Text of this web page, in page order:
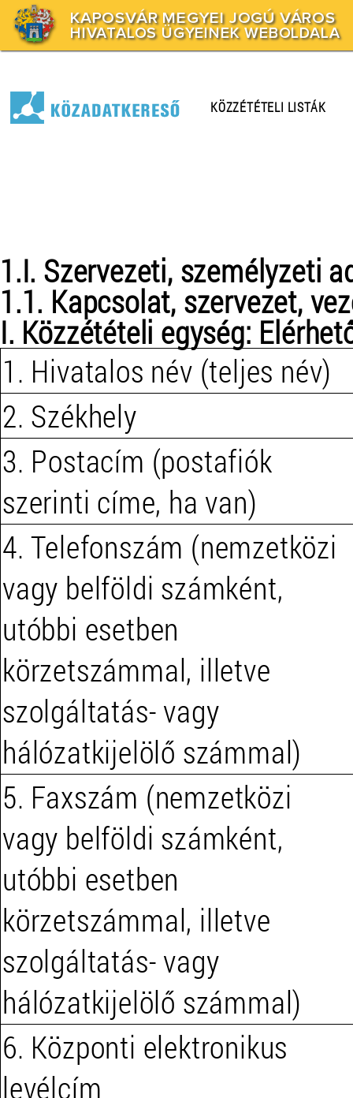
KAPOSVÁR MEGYEI JOGÚ VÁROS
HIVATALOS ÜGYEINEK WEBOLDALA
KÖZZÉTÉTELI LISTÁK
1.I. Szervezeti, személyzeti
1.1. Kapcsolat, szervezet,
I. Közzétételi egység:
1. Hivatalos név (teljes név)
2. Székhely
3. Postacím (postafiók
szerinti címe, ha van)
4. Telefonszám (nemzetközi
vagy belföldi számként,
utóbbi esetben
körzetszámmal, illetve
szolgáltatás- vagy
hálózatkijelölő számmal)
5. Faxszám (nemzetközi
vagy belföldi számként,
utóbbi esetben
körzetszámmal, illetve
szolgáltatás- vagy
hálózatkijelölő számmal)
6. Központi elektronikus
levélcím